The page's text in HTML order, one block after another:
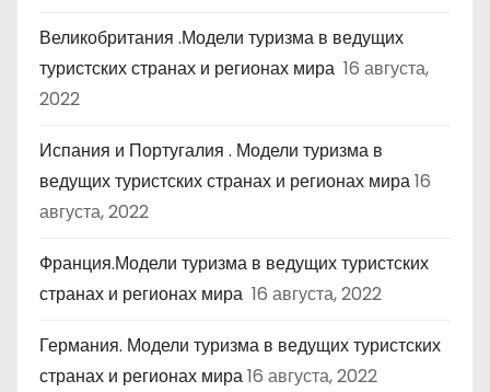
Великобритания .Модели туризма в ведущих
туристских странах и регионах мира 16 августа,
2022
Испания и Португалия . Модели туризма в
ведущих туристских странах и регионах мира16
августа, 2022
Франция.Модели туризма в ведущих туристских
странах и регионах мира 16 августа, 2022
Германия. Модели туризма в ведущих туристских
странах и регионах мира16 августа, 2022